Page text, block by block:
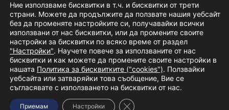
Copyright © 2026Телевизия Шумен.|Изработка: S.I.T Solutions
Ltd.
За насРекламаУсловия за ползване
Политика за бисквитки
Ние използваме бисквитки в т.ч. и бисквитки от трети
страни. Можете да продължите да ползвате нашия уебсайт
без да променяте настройките си, получавайки всички
използвани от нас бисквитки, или да промените своите
настройки за бисквитки по всяко време от раздел
"Настройки". Научете повече за използваните от нас
бисквитки и как можете да промените своите настройки в
нашата Политика за бисквитките ("cookies"). Ползвайки
уебсайта или затваряйки това съобщение, Вие се
съгласявате с използването на бисквитки от нас.
Приемам Настройки Close GDPR Cookie Banner